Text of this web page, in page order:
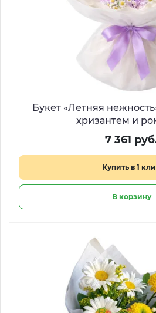
Букет «Летняя
хризантем и
7 361
Купить в 1
В корзину